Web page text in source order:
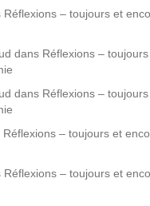
Réflexions – toujours et
dans Réflexions –
dans Réflexions –
Réflexions – toujours et
Réflexions – toujours et